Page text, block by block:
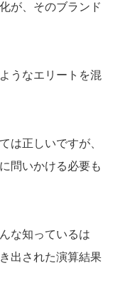
が、そのブランド
うなエリートを混
は正しいですが、
問いかける必要も
な知っているは
出された演算結果